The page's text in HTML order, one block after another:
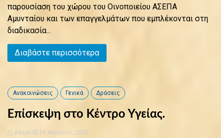
παρουσίαση του χώρου του Οινοποιείου ΑΣΕΠΑ
Αμυνταίου και των επαγγελμάτων που εμπλέκονται στη
διαδικασία...
Διαβάστε περισσότερα
Ανακοινώσεις Γενικά Δράσεις
Επίσκεψη στο Κέντρο Υγείας.
admin 29 Απριλίου, 2026